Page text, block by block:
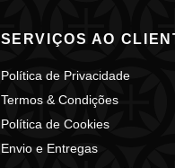
SERVIÇOS AO
Política de Privacidade
Termos & Condições
Política de Cookies
Envio e Entregas